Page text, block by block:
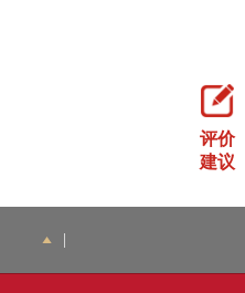
评价
建议